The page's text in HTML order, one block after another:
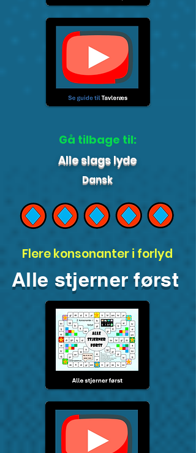
Gå tilbage til:
Alle slags lyde
Dansk
Flere konsonanter i forlyd
Alle stjerner først